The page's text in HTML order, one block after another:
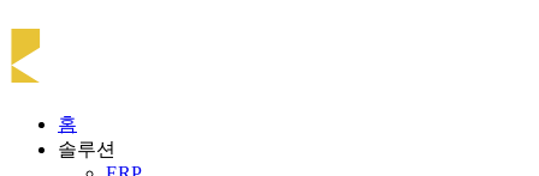
홈
솔루션